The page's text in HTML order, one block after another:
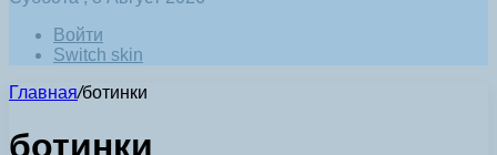
Войти
Switch skin
Главная/ботинки
ботинки